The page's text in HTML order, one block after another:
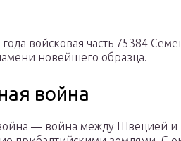
войсковая часть 75384
новейшего образца.
война
— война между Швецией и